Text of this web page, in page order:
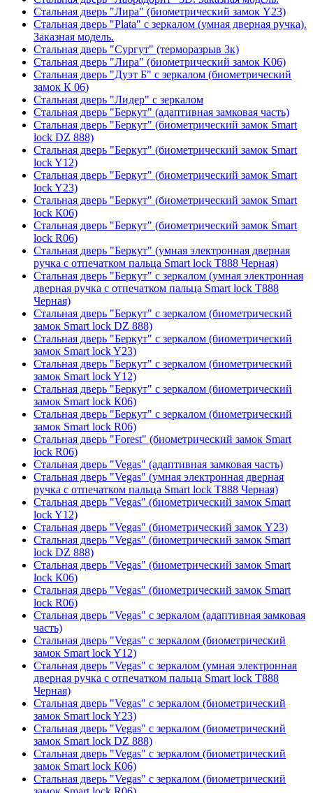
Стальная дверь "Лира" (биометрический замок Y23)
Стальная дверь "Plata" с зеркалом (умная дверная ручка).
Заказная модель.
Стальная дверь "Сургут" (терморазрыв 3к)
Стальная дверь "Лира" (биометрический замок K06)
Стальная дверь "Дуэт Б" с зеркалом (биометрический
замок К 06)
Стальная дверь "Лидер" с зеркалом
Стальная дверь "Беркут" (адаптивная замковая часть)
Стальная дверь "Беркут" (биометрический замок Smart
lock DZ 888)
Стальная дверь "Беркут" (биометрический замок Smart
lock Y12)
Стальная дверь "Беркут" (биометрический замок Smart
lock Y23)
Стальная дверь "Беркут" (биометрический замок Smart
lock К06)
Стальная дверь "Беркут" (биометрический замок Smart
lock R06)
Стальная дверь "Беркут" (умная электронная дверная
ручка с отпечатком пальца Smart lock T888 Черная)
Стальная дверь "Беркут" с зеркалом (умная электронная
дверная ручка с отпечатком пальца Smart lock T888
Черная)
Стальная дверь "Беркут" с зеркалом (биометрический
замок Smart lock DZ 888)
Стальная дверь "Беркут" с зеркалом (биометрический
замок Smart lock Y23)
Стальная дверь "Беркут" с зеркалом (биометрический
замок Smart lock Y12)
Стальная дверь "Беркут" с зеркалом (биометрический
замок Smart lock К06)
Стальная дверь "Беркут" с зеркалом (биометрический
замок Smart lock R06)
Стальная дверь "Forest" (биометрический замок Smart
lock R06)
Стальная дверь "Vegas" (адаптивная замковая часть)
Стальная дверь "Vegas" (умная электронная дверная
ручка с отпечатком пальца Smart lock T888 Черная)
Стальная дверь "Vegas" (биометрический замок Smart
lock Y12)
Стальная дверь "Vegas" (биометрический замок Y23)
Стальная дверь "Vegas" (биометрический замок Smart
lock DZ 888)
Стальная дверь "Vegas" (биометрический замок Smart
lock К06)
Стальная дверь "Vegas" (биометрический замок Smart
lock R06)
Стальная дверь "Vegas" с зеркалом (адаптивная замковая
часть)
Стальная дверь "Vegas" с зеркалом (биометрический
замок Smart lock Y12)
Стальная дверь "Vegas" с зеркалом (умная электронная
дверная ручка с отпечатком пальца Smart lock T888
Черная)
Стальная дверь "Vegas" с зеркалом (биометрический
замок Smart lock Y23)
Стальная дверь "Vegas" с зеркалом (биометрический
замок Smart lock DZ 888)
Стальная дверь "Vegas" с зеркалом (биометрический
замок Smart lock К06)
Стальная дверь "Vegas" с зеркалом (биометрический